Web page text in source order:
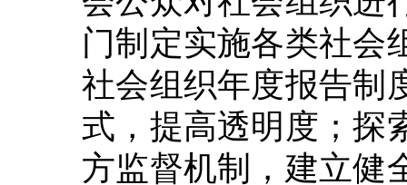
门制定实施各类社会
社会组织年度报告制
式，提高透明度；探
方监督机制，建立健